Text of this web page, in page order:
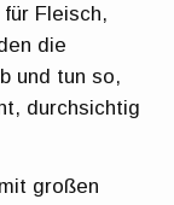
Fleisch,
die
und tun so,
durchsichtig
großen